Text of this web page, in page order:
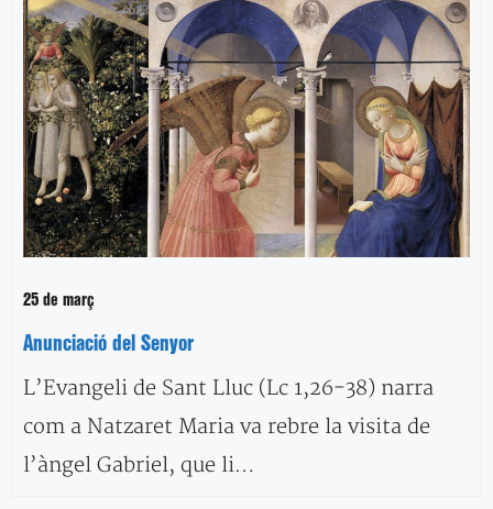
25 de març
Anunciació del Senyor
L’Evangeli de Sant Lluc (Lc 1,26-38) narra
com a Natzaret Maria va rebre la visita de
l’àngel Gabriel, que li…